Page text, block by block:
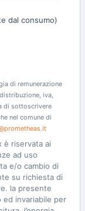
dal consumo)
di remunerazione
iva,
di sottoscrivere
nel comune di
è riservata ai
ad uso
e/o cambio di
su richiesta di
la presente
invariabile per